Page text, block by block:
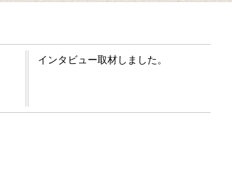
インタビュー取材しました。